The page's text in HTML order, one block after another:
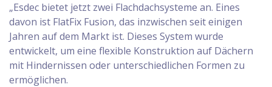
„Esdec bietet jetzt zwei Flachdachsysteme an. Eines
davon ist FlatFix Fusion, das inzwischen seit einigen
Jahren auf dem Markt ist. Dieses System wurde
entwickelt, um eine flexible Konstruktion auf Dächern
mit Hindernissen oder unterschiedlichen Formen zu
ermöglichen.